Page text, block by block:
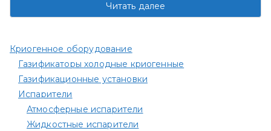
Читать далее
Криогенное оборудование
Газификаторы холодные криогенные
Газификационные установки
Испарители
Атмосферные испарители
Жидкостные испарители